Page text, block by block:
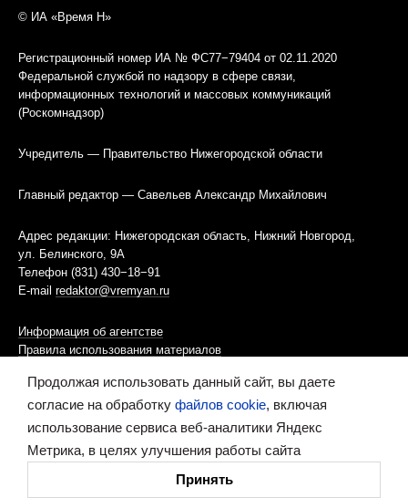
© ИА «Время Н»
Регистрационный номер ИА № ФС77−79404 от 02.11.2020
Федеральной службой по надзору в сфере связи,
информационных технологий и массовых коммуникаций
(Роскомнадзор)
Учредитель — Правительство Нижегородской области
Главный редактор — Савельев Александр Михайлович
Адрес редакции: Нижегородская область, Нижний Новгород,
ул. Белинского, 9А
Телефон (831) 430−18−91
E-mail redaktor@vremyan.ru
Информация об агентстве
Правила использования материалов
Информационная политика использования «cookies»-файлов
Ресурс содержит материалы 16+
Продолжая использовать данный сайт, вы даете
согласие на обработку файлов cookie, включая
использование сервиса веб-аналитики Яндекс
Метрика, в целях улучшения работы сайта
Принять